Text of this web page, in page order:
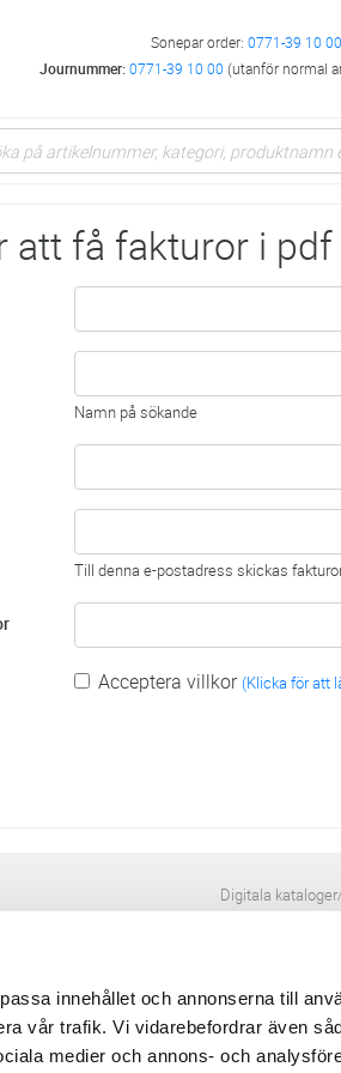
innehållet och annonserna till
vår trafik. Vi vidarebefordrar även
medier och annons- och
Sonepar order: 0771-39 10 00
Journummer:0771-39 10 00 (utanför normal
att få fakturor i
Namn på sökande
Till denna e-postadress skickas
Acceptera villkor (Klicka för att
Digitala
Leverans- och